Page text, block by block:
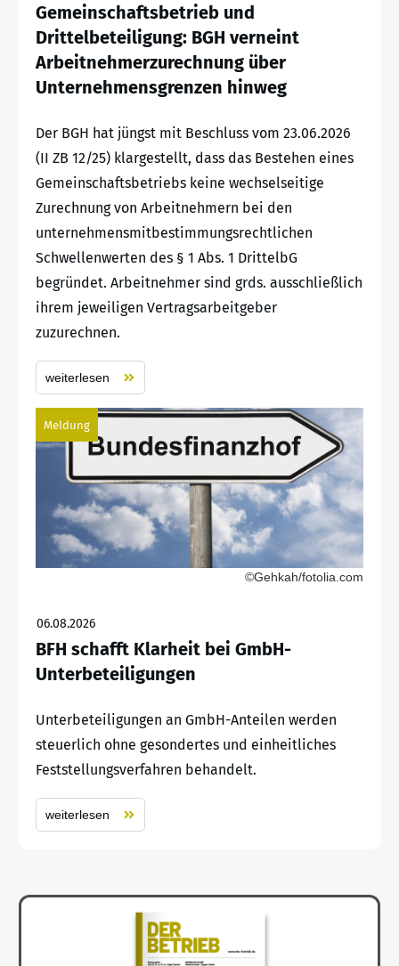
Gemeinschaftsbetrieb und
Drittelbeteiligung: BGH verneint
Arbeitnehmerzurechnung über
Unternehmensgrenzen hinweg
Der BGH hat jüngst mit Beschluss vom 23.06.2026
(II ZB 12/25) klargestellt, dass das Bestehen eines
Gemeinschaftsbetriebs keine wechselseitige
Zurechnung von Arbeitnehmern bei den
unternehmensmitbestimmungsrechtlichen
Schwellenwerten des § 1 Abs. 1 DrittelbG
begründet. Arbeitnehmer sind grds. ausschließlich
ihrem jeweiligen Vertragsarbeitgeber
zuzurechnen.
weiterlesen
Meldung
©Gehkah/fotolia.com
06.08.2026
BFH schafft Klarheit bei GmbH-
Unterbeteiligungen
Unterbeteiligungen an GmbH-Anteilen werden
steuerlich ohne gesondertes und einheitliches
Feststellungsverfahren behandelt.
weiterlesen